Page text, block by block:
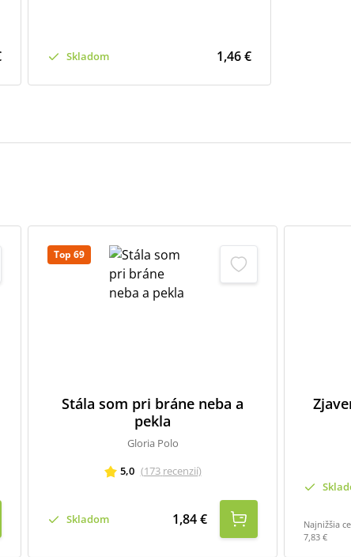
Skladom 1,46 €
Top 69
Stála som pri bráne neba a
pekla
Gloria Polo
5,0 (173 recenzií)
Skladom 1,84 €
Najnižšia
7,83 €